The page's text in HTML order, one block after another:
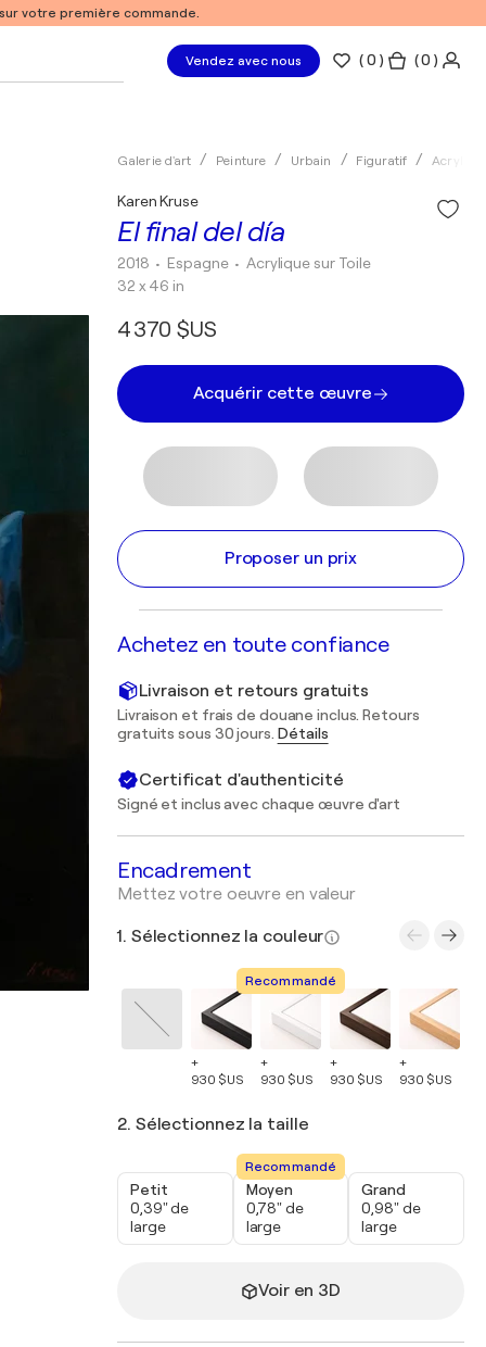
votre première commande.
Vendez avec nous (0 ) ( 0 )
Galerie d'art Peinture Urbain Figuratif
El final del día
Karen Kruse
2018 • Espagne • Acrylique sur Toile
32 x 46 in
4 370 $US
Acquérir cette œuvre
Proposer un prix
Achetez en toute confiance
Livraison et retours gratuits
Livraison et frais de douane inclus. Retours
gratuits sous 30 jours. Détails
Certificat d'authenticité
Signé et inclus avec chaque œuvre d'art
Encadrement
Mettez votre oeuvre en valeur
1. Sélectionnez la couleur
+
930 $US
Recommandé
+
930 $US
+
930 $US
+
930 $US
2. Sélectionnez la taille
Petit
0,39" de
large
Recommandé
Moyen
0,78" de
large
Grand
0,98" de
large
Voir en 3D